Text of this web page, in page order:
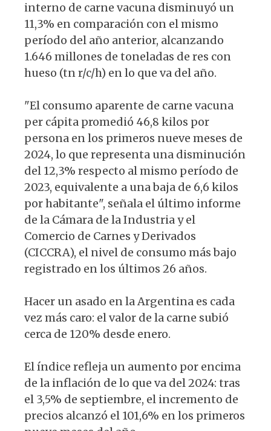
interno de carne vacuna disminuyó un
11,3% en comparación con el mismo
período del año anterior, alcanzando
1.646 millones de toneladas de res con
hueso (tn r/c/h) en lo que va del año.
"El consumo aparente de carne vacuna
per cápita promedió 46,8 kilos por
persona en los primeros nueve meses de
2024, lo que representa una disminución
del 12,3% respecto al mismo período de
2023, equivalente a una baja de 6,6 kilos
por habitante", señala el último informe
de la Cámara de la Industria y el
Comercio de Carnes y Derivados
(CICCRA), el nivel de consumo más bajo
registrado en los últimos 26 años.
Hacer un asado en la Argentina es cada
vez más caro: el valor de la carne subió
cerca de 120% desde enero.
El índice refleja un aumento por encima
de la inflación de lo que va del 2024: tras
el 3,5% de septiembre, el incremento de
precios alcanzó el 101,6% en los primeros